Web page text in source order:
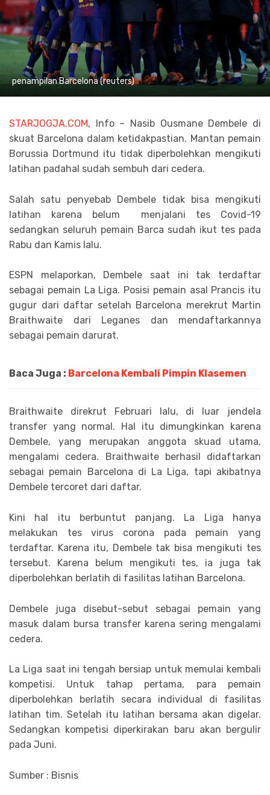
penampilan Barcelona (reuters)
STARJOGJA.COM, Info – Nasib Ousmane Dembele di
skuat Barcelona dalam ketidakpastian. Mantan pemain
Borussia Dortmund itu tidak diperbolehkan mengikuti
latihan padahal sudah sembuh dari cedera.
Salah satu penyebab Dembele tidak bisa mengikuti
latihan karena belum menjalani tes Covid-19
sedangkan seluruh pemain Barca sudah ikut tes pada
Rabu dan Kamis lalu.
ESPN melaporkan, Dembele saat ini tak terdaftar
sebagai pemain La Liga. Posisi pemain asal Prancis itu
gugur dari daftar setelah Barcelona merekrut Martin
Braithwaite dari Leganes dan mendaftarkannya
sebagai pemain darurat.
Baca Juga : Barcelona Kembali Pimpin Klasemen
Braithwaite direkrut Februari lalu, di luar jendela
transfer yang normal. Hal itu dimungkinkan karena
Dembele, yang merupakan anggota skuad utama,
mengalami cedera. Braithwaite berhasil didaftarkan
sebagai pemain Barcelona di La Liga, tapi akibatnya
Dembele tercoret dari daftar.
Kini hal itu berbuntut panjang. La Liga hanya
melakukan tes virus corona pada pemain yang
terdaftar. Karena itu, Dembele tak bisa mengikuti tes
tersebut. Karena belum mengikuti tes, ia juga tak
diperbolehkan berlatih di fasilitas latihan Barcelona.
Dembele juga disebut-sebut sebagai pemain yang
masuk dalam bursa transfer karena sering mengalami
cedera.
La Liga saat ini tengah bersiap untuk memulai kembali
kompetisi. Untuk tahap pertama, para pemain
diperbolehkan berlatih secara individual di fasilitas
latihan tim. Setelah itu latihan bersama akan digelar.
Sedangkan kompetisi diperkirakan baru akan bergulir
pada Juni.
Sumber : Bisnis